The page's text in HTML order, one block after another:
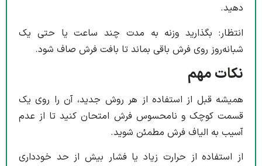
دهید.
انتظار: بگذارید وزنه به مدت چند ساعت یا حتی یک
شبانه‌روز روی فرش باقی بماند تا بافت فرش صاف شود.
نکات مهم
همیشه قبل از استفاده از هر روش جدید، آن را روی یک
قسمت کوچک و نامحسوس فرش امتحان کنید تا از عدم
آسیب به الیاف فرش مطمئن شوید.
از استفاده از حرارت زیاد یا فشار بیش از حد خودداری